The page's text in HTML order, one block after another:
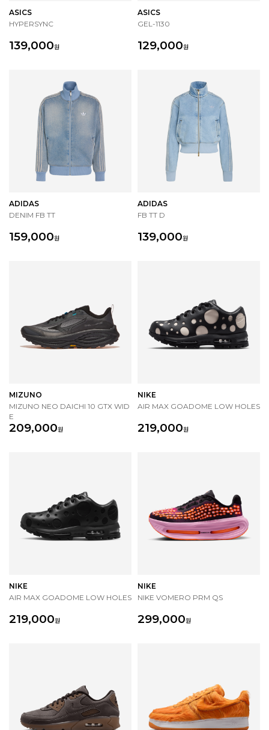
ASICS
HYPERSYNC
139,000원
ASICS
GEL-1130
129,000원
ADIDAS
DENIM FB TT
159,000원
ADIDAS
FB TT D
139,000원
MIZUNO
MIZUNO NEO DAICHI 10 GTX WID
E
209,000원
NIKE
AIR MAX GOADOME LOW HOLES
219,000원
NIKE
AIR MAX GOADOME LOW HOLES
219,000원
NIKE
NIKE VOMERO PRM QS
299,000원